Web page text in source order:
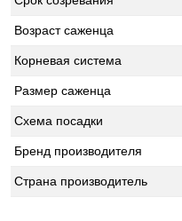
Возраст саженца
Корневая система
Размер саженца
Схема посадки
Бренд производителя
Страна производитель